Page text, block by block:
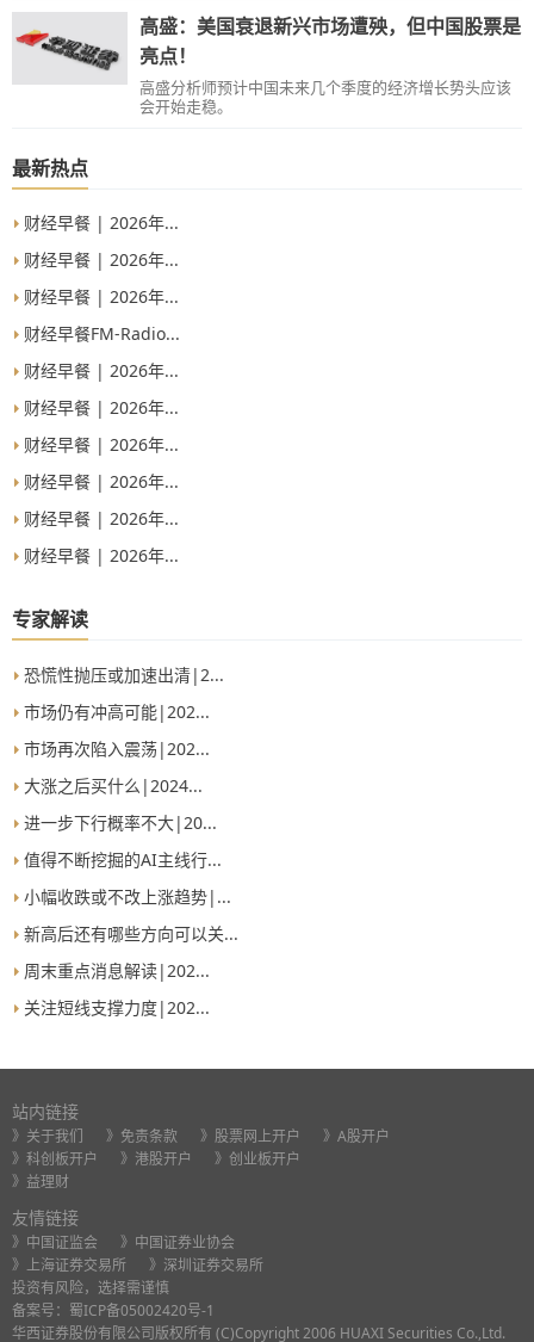
高盛：美国衰退新兴市场遭殃，但中国股票是
亮点！
高盛分析师预计中国未来几个季度的经济增长势头应该
会开始走稳。
最新热点
财经早餐 | 2026年...
财经早餐 | 2026年...
财经早餐 | 2026年...
财经早餐FM-Radio...
财经早餐 | 2026年...
财经早餐 | 2026年...
财经早餐 | 2026年...
财经早餐 | 2026年...
财经早餐 | 2026年...
财经早餐 | 2026年...
专家解读
恐慌性抛压或加速出清|2...
市场仍有冲高可能|202...
市场再次陷入震荡|202...
大涨之后买什么|2024...
进一步下行概率不大|20...
值得不断挖掘的AI主线行...
小幅收跌或不改上涨趋势|...
新高后还有哪些方向可以关...
周末重点消息解读|202...
关注短线支撑力度|202...
站内链接
》关于我们 》免责条款 》股票网上开户
》A股开户
》科创板开户
》港股开户
》创业板开户
》益理财
友情链接
》中国证监会
》中国证券业协会
》上海证券交易所
》深圳证券交易所
投资有风险，选择需谨慎
备案号： 蜀ICP备05002420号-1
华西证券股份有限公司版权所有 (C)Copyright 2006 HUAXI Securities Co.,Ltd.